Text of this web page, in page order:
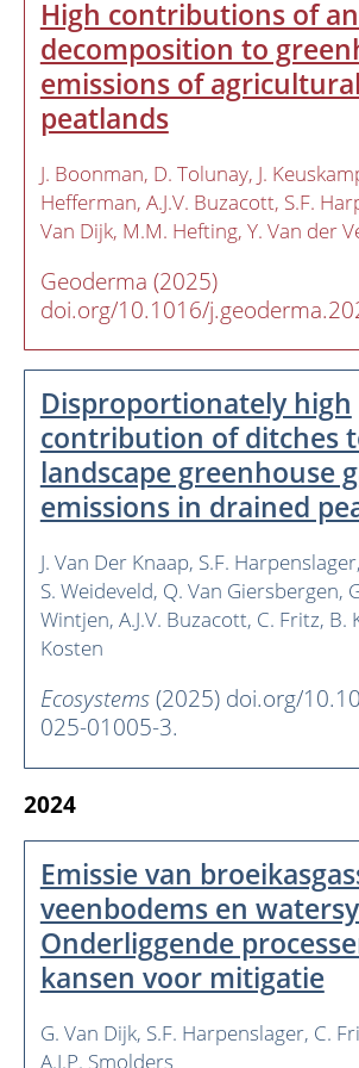
High contributions of
decomposition to
emissions of
peatlands
J. Boonman D. Tolunay J.
Hefferman A.J.V. Buzacott S.F.
Van Dijk M.M. Hefting Y. Van der
Geoderma (2025)
doi.org/10.1016/
Disproportionately high
contribution of ditches
landscape greenhouse
emissions in drained
J. Van Der Knaap S.F. Harpenslager
S. Weideveld Q. Van Giersbergen
Wintjen A.J.V. Buzacott C. Fritz B.
Kosten
Ecosystems(2025) doi.org/
025-01005-3.
2024
Emissie van
veenbodems en
Onderliggende
kansen voor mitigatie
G. Van Dijk S.F. Harpenslager C.
A.J.P. Smolders